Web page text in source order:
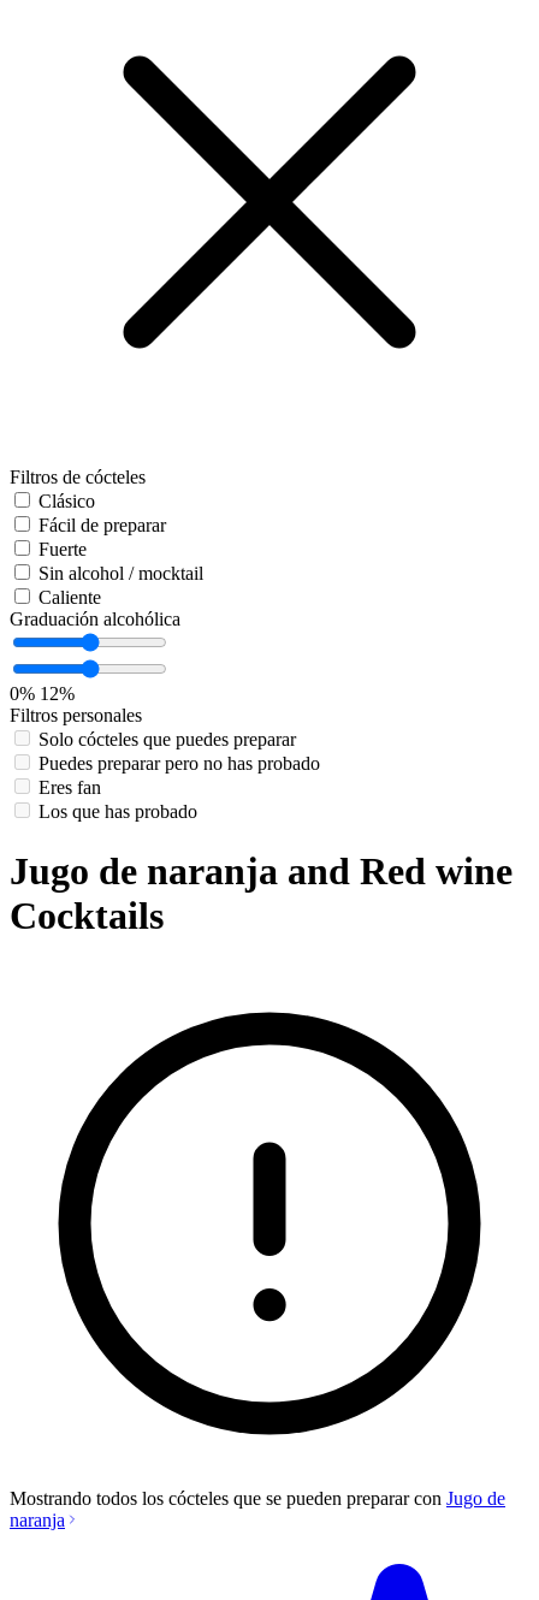
Filtros de cócteles
Clásico
Fácil de preparar
Fuerte
Sin alcohol / mocktail
Caliente
Graduación alcohólica
0% 12%
Filtros personales
Solo cócteles que puedes preparar
Puedes preparar pero no has probado
Eres fan
Los que has probado
Jugo de naranja and Red wine
Cocktails
Mostrando todos los cócteles que se pueden preparar con Jugo de
naranja